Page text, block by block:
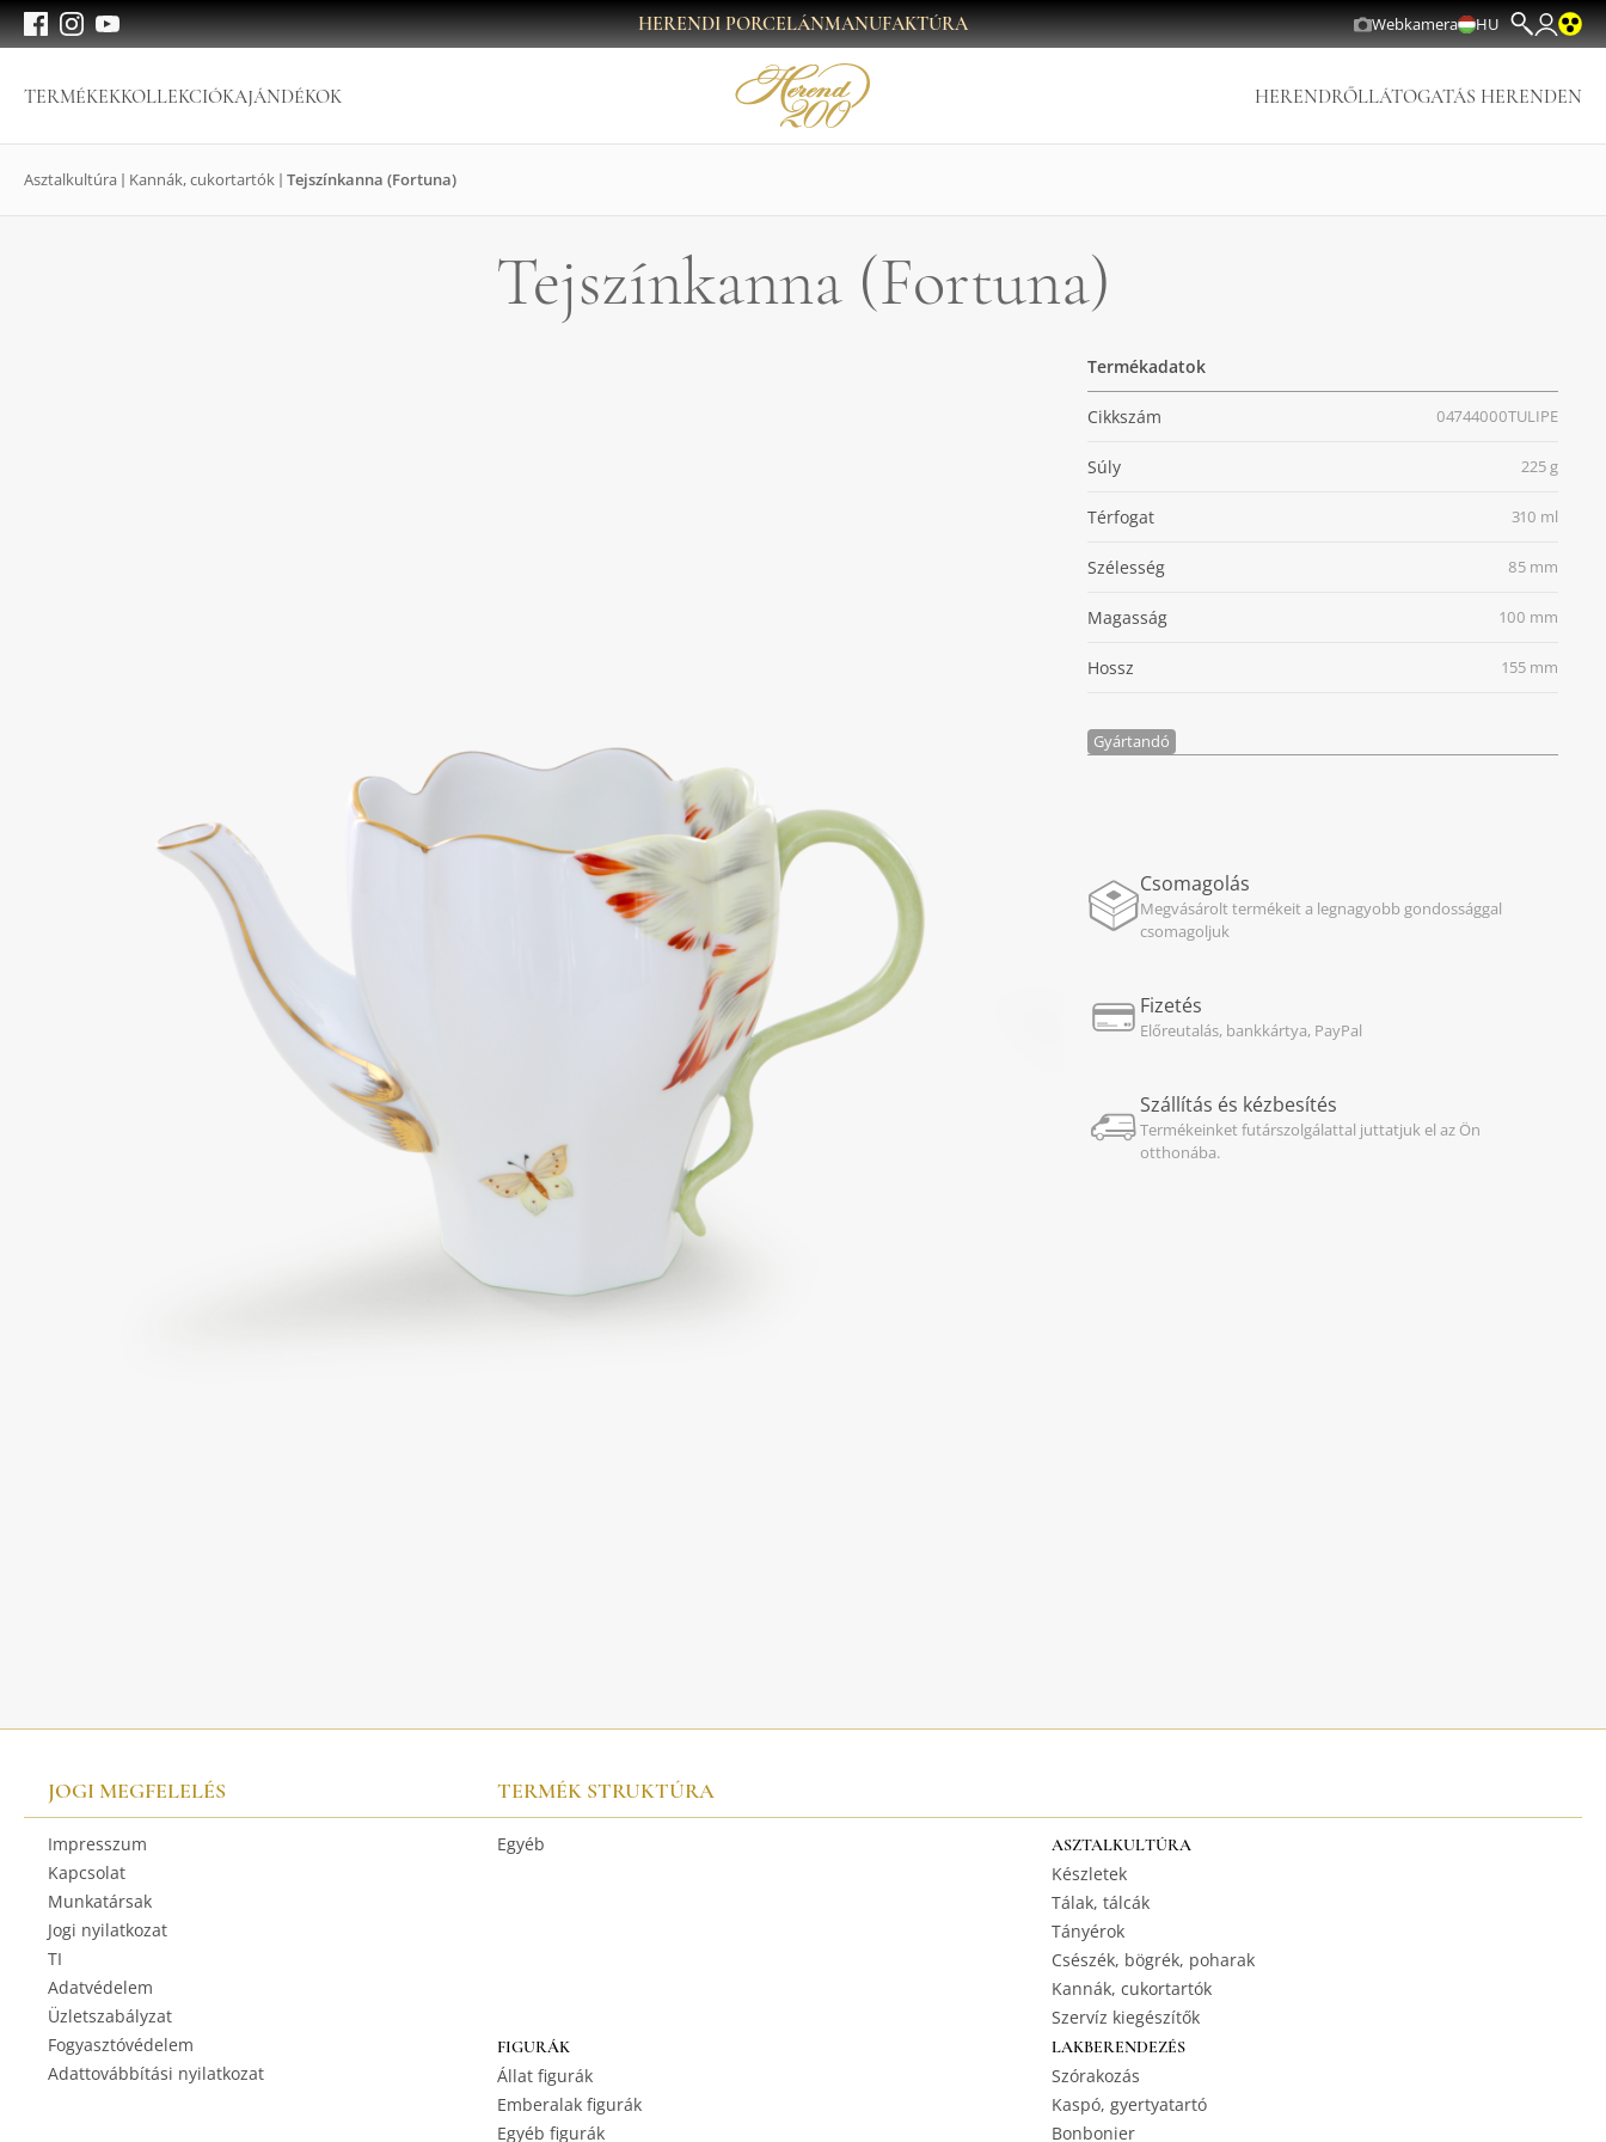
HERENDI PORCELÁNMANUFAKTÚRA Webkamera HU
TERMÉKEKKOLLEKCIÓKAJÁNDÉKOK HERENDRŐLLÁTOGATÁS HERENDEN
Asztalkultúra Kannák, cukortartók Tejszínkanna (Fortuna)
Tejszínkanna (Fortuna)
Termékadatok
Cikkszám 04744000TULIPE
Súly 225 g
Térfogat 310 ml
Szélesség 85 mm
Magasság 100 mm
Hossz 155 mm
Gyártandó
Csomagolás
Megvásárolt termékeit a legnagyobb gondossággal
csomagoljuk
Fizetés
Előreutalás, bankkártya, PayPal
Szállítás és kézbesítés
Termékeinket futárszolgálattal juttatjuk el az Ön
otthonába.
JOGI MEGFELELÉS
Impresszum
Kapcsolat
Munkatársak
Jogi nyilatkozat
TI
Adatvédelem
Üzletszabályzat
Fogyasztóvédelem
Adattovábbítási nyilatkozat
TERMÉK STRUKTÚRA
Egyéb ASZTALKULTÚRA
Készletek
Tálak, tálcák
Tányérok
Csészék, bögrék, poharak
Kannák, cukortartók
Szervíz kiegészítők
FIGURÁK
Állat figurák
Emberalak figurák
Egyéb figurák
LAKBERENDEZÉS
Szórakozás
Kaspó, gyertyatartó
Bonbonier